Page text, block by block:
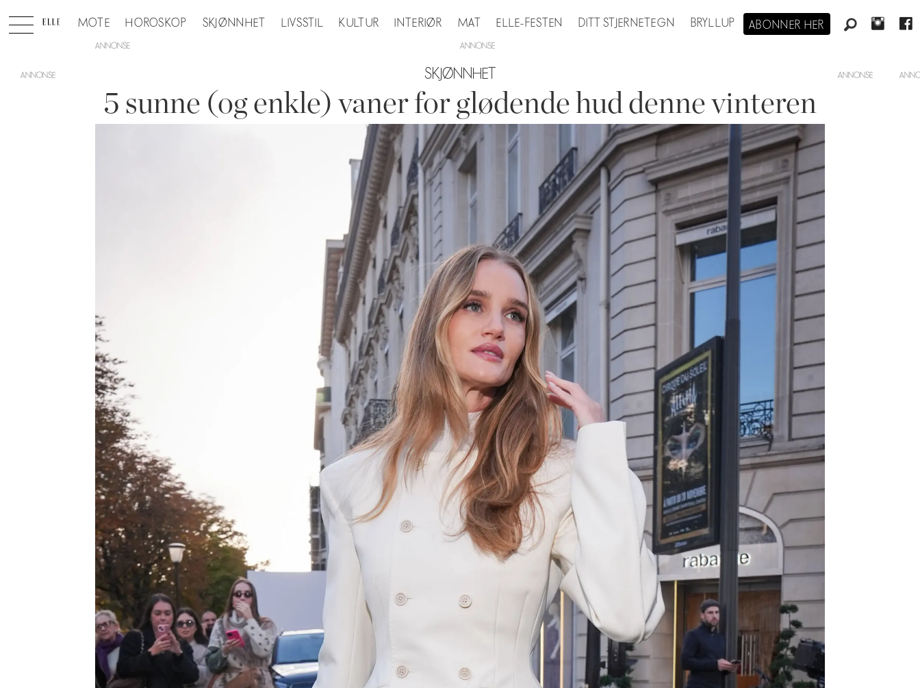
MOTE HOROSKOP SKJØNNHET LIVSSTIL KULTUR INTERIØR MAT ELLE-FESTEN DITT STJERNETEGN BRYLLUP ABONNER HER
ANNONSE
SKJØNNHET
5 sunne (og enkle) vaner for glødende hud denne vinteren
ANNONSE